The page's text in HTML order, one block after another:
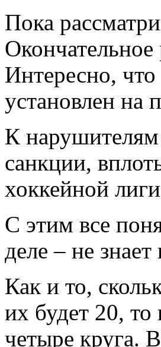
Пока
Интересно,
установлен на
К нарушителям
санкции,
хоккейной
С этим все
деле – не знает
Как и то,
их будет 20, то
четыре круга.